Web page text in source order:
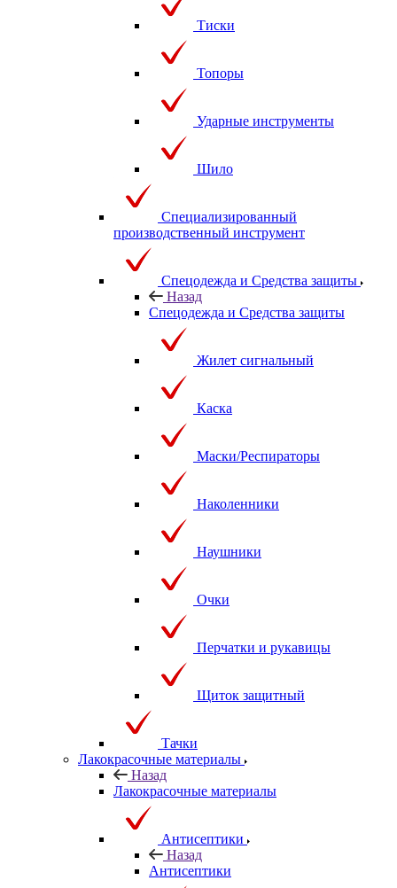
Тиски
Топоры
Ударные инструменты
Шило
Специализированный
производственный инструмент
Спецодежда и Средства защиты
Назад
Спецодежда и Средства защиты
Жилет сигнальный
Каска
Маски/Респираторы
Наколенники
Наушники
Очки
Перчатки и рукавицы
Щиток защитный
Тачки
Лакокрасочные материалы
Назад
Лакокрасочные материалы
Антисептики
Назад
Антисептики